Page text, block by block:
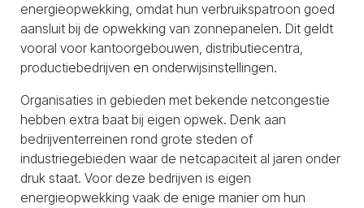
energieopwekking, omdat hun verbruikspatroon goed
aansluit bij de opwekking van zonnepanelen. Dit geldt
vooral voor kantoorgebouwen, distributiecentra,
productiebedrijven en onderwijsinstellingen.
Organisaties in gebieden met bekende netcongestie
hebben extra baat bij eigen opwek. Denk aan
bedrijventerreinen rond grote steden of
industriegebieden waar de netcapaciteit al jaren onder
druk staat. Voor deze bedrijven is eigen
energieopwekking vaak de enige manier om hun